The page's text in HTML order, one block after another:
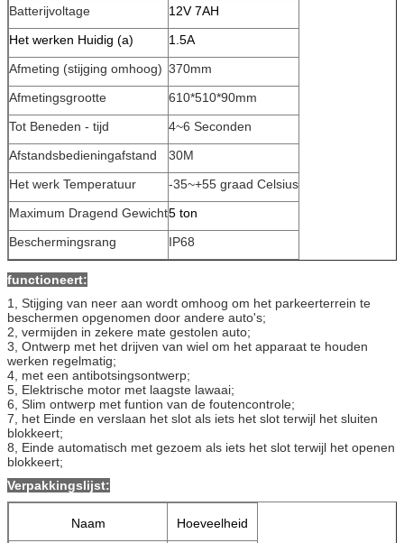
Batterijvoltage
12V 7AH
Het werken Huidig (a)
1.5A
Afmeting (stijging omhoog) 370mm
Afmetingsgrootte
610*510*90mm
Tot Beneden - tijd
4~6 Seconden
Afstandsbedieningafstand
30M
Het werk Temperatuur
-35~+55 graad Celsius
Maximum Dragend Gewicht5 ton
Beschermingsrang
IP68
functioneert:
1, Stijging van neer aan wordt omhoog om het parkeerterrein te
beschermen opgenomen door andere auto's;
2, vermijden in zekere mate gestolen auto;
3, Ontwerp met het drijven van wiel om het apparaat te houden
werken regelmatig;
4, met een antibotsingsontwerp;
5, Elektrische motor met laagste lawaai;
6, Slim ontwerp met funtion van de foutencontrole;
7, het Einde en verslaan het slot als iets het slot terwijl het sluiten
blokkeert;
8, Einde automatisch met gezoem als iets het slot terwijl het openen
blokkeert;
Verpakkingslijst:
Naam Hoeveelheid